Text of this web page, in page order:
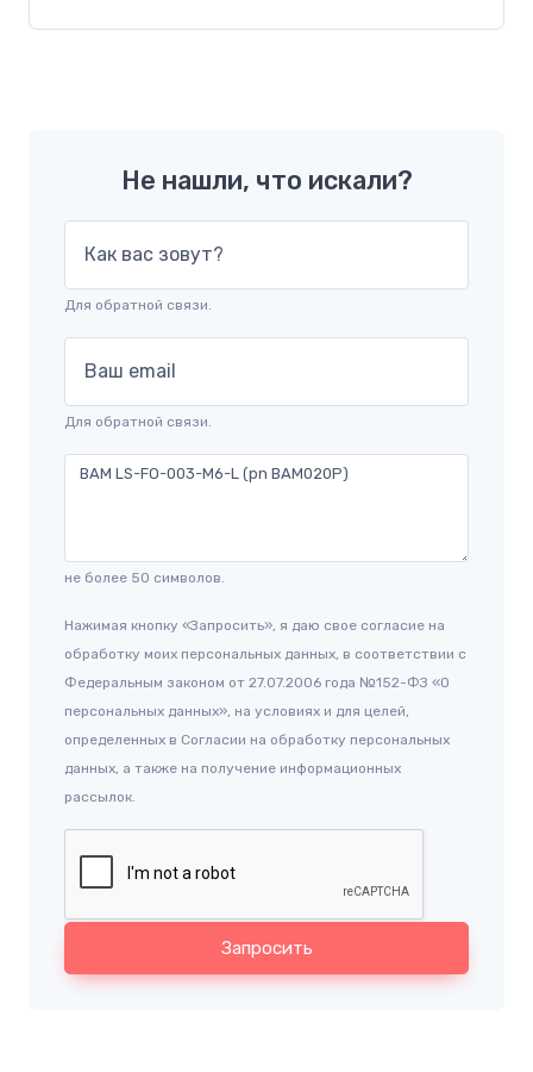
Не нашли, что искали?
Как вас зовут?
Для обратной связи.
Ваш email
Для обратной связи.
не более 50 символов.
Нажимая кнопку «Запросить», я даю свое согласие на
обработку моих персональных данных, в соответствии с
Федеральным законом от 27.07.2006 года №152-ФЗ «О
персональных данных», на условиях и для целей,
определенных в Согласии на обработку персональных
данных, а также на получение информационных
рассылок.
Запросить